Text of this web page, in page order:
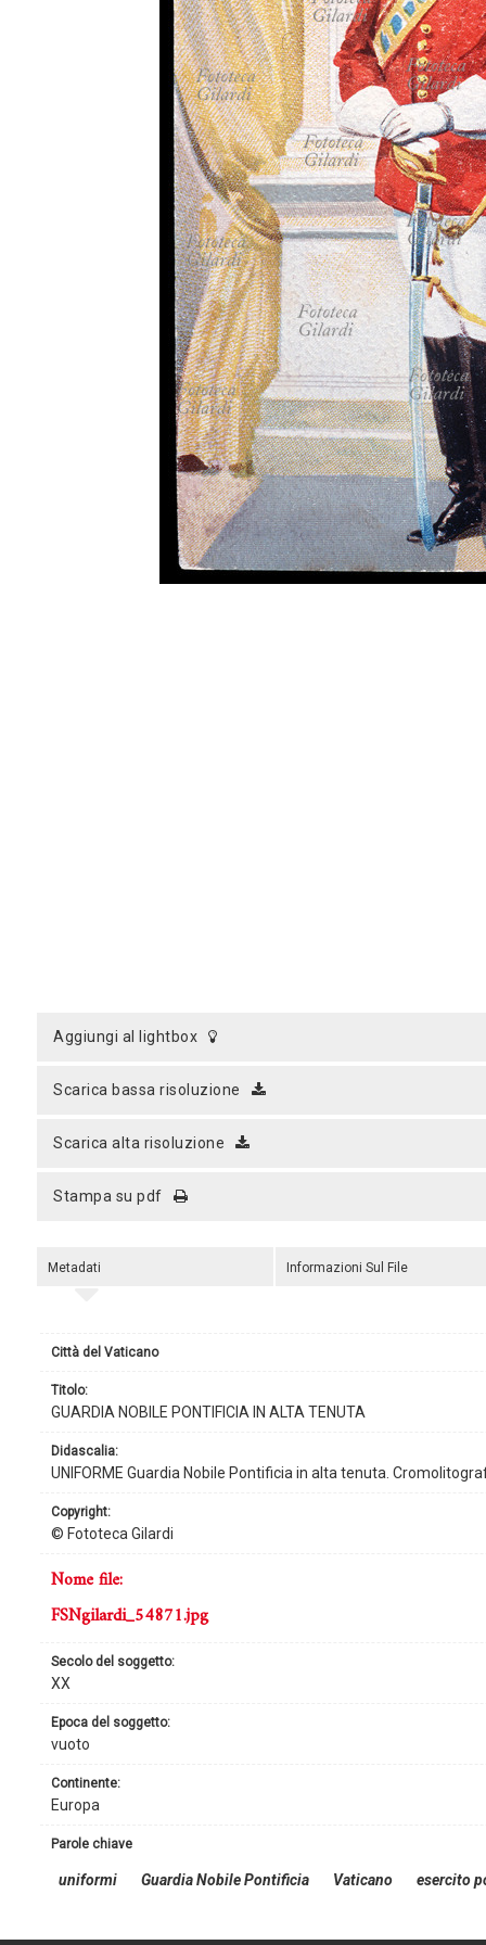
aggiungi al lightbox
scarica bassa risoluzione
scarica alta risoluzione
stampa su pdf
Metadati
Città del Vaticano
titolo:
GUARDIA NOBILE PONTIFICIA IN ALTA TENUTA
didascalia:
UNIFORME Guardia Nobile Pontificia in alta tenuta.
copyright:
© Fototeca Gilardi
continente:
Europa
secolo del soggetto:
XX
epoca del soggetto:
vuoto
nome file:
FSNgilardi_54871.jpg
parole chiave
uniformi Guardia Nobile Pontificia Vaticano esercito
Informazioni Sul File